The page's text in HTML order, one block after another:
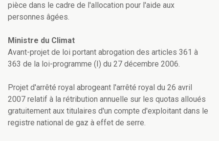
pièce dans le cadre de l'allocation pour l'aide aux
personnes âgées.
Ministre du Climat
Avant-projet de loi portant abrogation des articles 361 à
363 de la loi-programme (I) du 27 décembre 2006.
Projet d'arrêté royal abrogeant l'arrêté royal du 26 avril
2007 relatif à la rétribution annuelle sur les quotas alloués
gratuitement aux titulaires d'un compte d'exploitant dans le
registre national de gaz à effet de serre.